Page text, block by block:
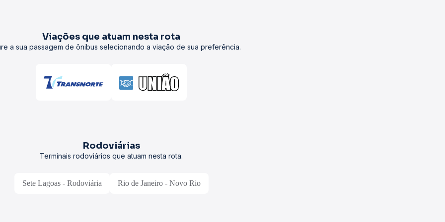
Viações que atuam nesta rota
a sua passagem de ônibus selecionando a viação de sua preferência.
Rodoviárias
Terminais rodoviários que atuam nesta rota.
Sete Lagoas - Rodoviária Rio de Janeiro - Novo Rio